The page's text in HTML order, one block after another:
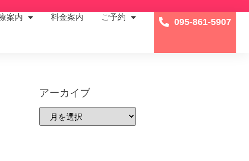
095-861-5907
案内 料金案内 ご予約
アーカイブ